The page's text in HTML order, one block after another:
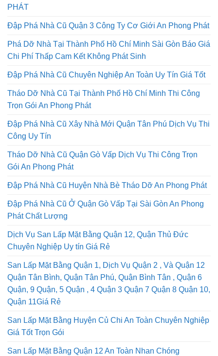
PHÁT
Đập Phá Nhà Cũ Quận 3 Công Ty Cơ Giới An Phong Phát
Phá Dỡ Nhà Tại Thành Phố Hồ Chí Minh Sài Gòn Báo Giá
Chi Phí Thấp Cam Kết Không Phát Sinh
Đập Phá Nhà Cũ Chuyên Nghiệp An Toàn Uy Tín Giá Tốt
Tháo Dỡ Nhà Cũ Tại Thành Phố Hồ Chí Minh Thi Công
Trọn Gói An Phong Phát
Đập Phá Nhà Cũ Xây Nhà Mới Quận Tân Phú Dịch Vụ Thi
Công Uy Tín
Tháo Dỡ Nhà Cũ Quận Gò Vấp Dịch Vụ Thi Công Trọn
Gói An Phong Phát
Đập Phá Nhà Cũ Huyện Nhà Bè Tháo Dỡ An Phong Phát
Đập Phá Nhà Cũ Ở Quận Gò Vấp Tại Sài Gòn An Phong
Phát Chất Lượng
Dịch Vụ San Lấp Mặt Bằng Quận 12, Quận Thủ Đức
Chuyên Nghiệp Uy tín Giá Rẻ
San Lấp Mặt Bằng Quận 1, Dịch Vụ Quận 2 , Và Quận 12
Quận Tân Bình, Quận Tân Phú, Quận Bình Tân , Quận 6
Quận, 9 Quận, 5 Quận , 4 Quận 3 Quận 7 Quận 8 Quận 10,
Quận 11Giá Rẻ
San Lấp Mặt Bằng Huyện Củ Chi An Toàn Chuyên Nghiệp
Giá Tốt Trọn Gói
San Lấp Mặt Bằng Quận 12 An Toàn Nhan Chóng